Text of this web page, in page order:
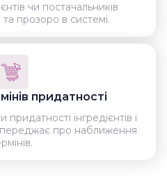
чи постачальників
прозоро в системі.
придатності
інгредієнтів і
про наближення